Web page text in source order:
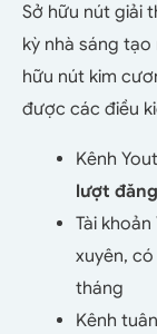
Sở hữu nút giải
kỳ nhà sáng tạo
hữu nút kim
được các điều
Kênh
lượt
Tài
xuyên,
tháng
Kênh